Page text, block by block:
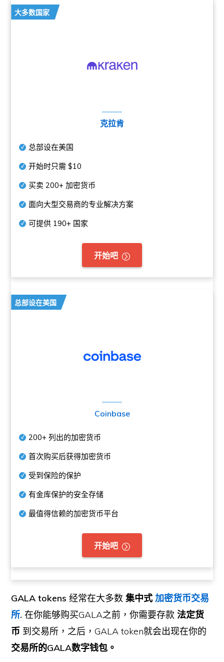
大多数国家
克拉肯
总部设在美国
开始时只需$10
买卖200+ 加密货币
面向大型交易商的专业解决方案
可提供 190+ 国家
开始吧
总部设在美国
Coinbase
200+ 列出的加密货币
首次购买后获得加密货币
受到保险的保护
有金库保护的安全存储
最值得信赖的加密货币平台
开始吧
GALA tokens经常在大多数集中式加密货币交易
所.在你能够购买GALA之前，你需要存款法定货
币 到交易所，之后，GALA token就会出现在你的
交易所的GALA数字钱包。